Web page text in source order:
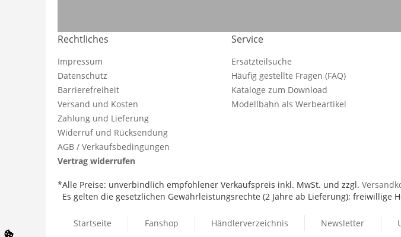
Rechtliches
Impressum
Datenschutz
Barrierefreiheit
Versand und Kosten
Zahlung und Lieferung
Widerruf und Rücksendung
AGB / Verkaufsbedingungen
Vertrag widerrufen
Service
Ersatzteilsuche
Häufig gestellte Fragen (FAQ)
Kataloge zum Download
Modellbahn als Werbeartikel
*Alle Preise: unverbindlich empfohlener Verkaufspreis inkl. MwSt. und zzgl.
Es gelten die gesetzlichen Gewährleistungsrechte (2 Jahre ab Lieferung); freiwillige
Startseite Fanshop Händlerverzeichnis Newsletter